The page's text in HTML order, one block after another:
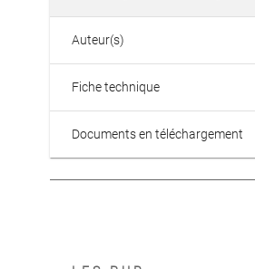
Auteur(s)
Fiche technique
Documents en téléchargement